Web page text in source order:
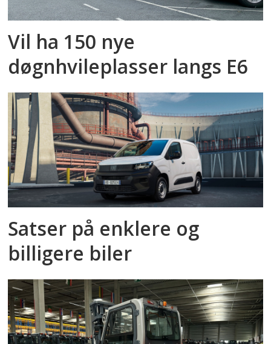
Vil ha 150 nye
døgnhvileplasser langs E6
Satser på enklere og
billigere biler